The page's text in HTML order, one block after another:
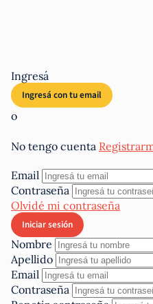
Ingresá
o
No tengo cuenta
Email
Contraseña
Olvidé mi contraseña
Nombre
Apellido
Email
Contraseña